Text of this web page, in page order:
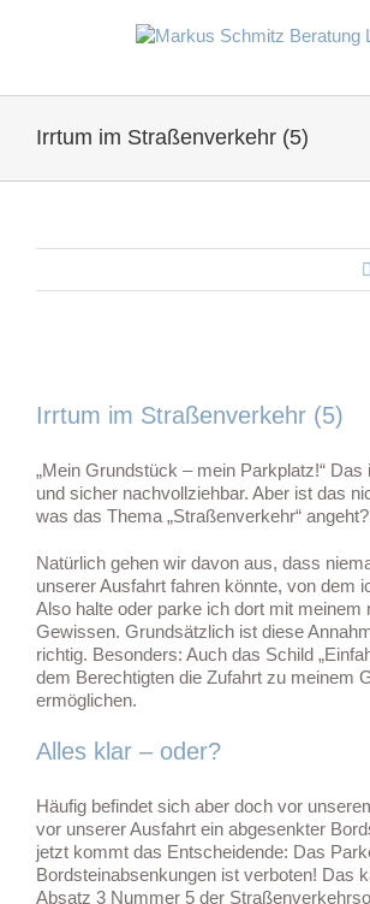
Irrtum im Straßenverkehr (5)
Bild
Irrtum im Straßenverkehr (5)
„Mein Grundstück – mein Parkplatz!“
und sicher nachvollziehbar. Aber ist das
was das Thema „Straßenverkehr“
Natürlich gehen wir davon aus, dass
unserer Ausfahrt fahren könnte, von dem
Also halte oder parke ich dort mit meinem
Gewissen. Grundsätzlich ist diese
richtig. Besonders: Auch das Schild
dem Berechtigten die Zufahrt zu meinem
ermöglichen.
Alles klar – oder?
Häufig befindet sich aber doch vor
vor unserer Ausfahrt ein abgesenkter
jetzt kommt das Entscheidende: Das
Bordsteinabsenkungen ist verboten! Das
Absatz 3 Nummer 5 der